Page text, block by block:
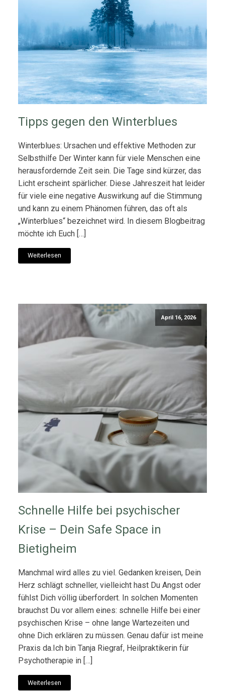
Tipps gegen den Winterblues
Winterblues: Ursachen und effektive Methoden zur
Selbsthilfe Der Winter kann für viele Menschen eine
herausfordernde Zeit sein. Die Tage sind kürzer, das
Licht erscheint spärlicher. Diese Jahreszeit hat leider
für viele eine negative Auswirkung auf die Stimmung
und kann zu einem Phänomen führen, das oft als
„Winterblues“ bezeichnet wird. In diesem Blogbeitrag
möchte ich Euch […]
Weiterlesen
April 16, 2026
Schnelle Hilfe bei psychischer
Krise – Dein Safe Space in
Bietigheim
Manchmal wird alles zu viel. Gedanken kreisen, Dein
Herz schlägt schneller, vielleicht hast Du Angst oder
fühlst Dich völlig überfordert. In solchen Momenten
brauchst Du vor allem eines: schnelle Hilfe bei einer
psychischen Krise – ohne lange Wartezeiten und
ohne Dich erklären zu müssen. Genau dafür ist meine
Praxis da.Ich bin Tanja Riegraf, Heilpraktikerin für
Psychotherapie in […]
Weiterlesen